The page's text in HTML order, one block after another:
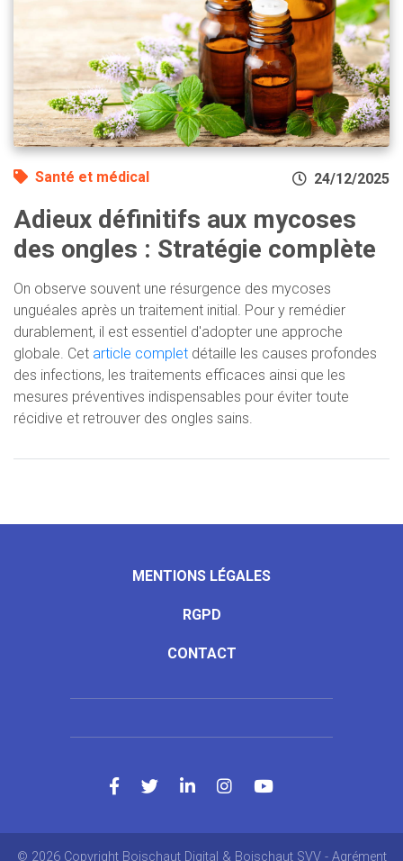
Santé et médical 24/12/2025
Adieux définitifs aux mycoses
des ongles : Stratégie complète
On observe souvent une résurgence des mycoses
unguéales après un traitement initial. Pour y remédier
durablement, il est essentiel d'adopter une approche
globale. Cet article complet détaille les causes profondes
des infections, les traitements efficaces ainsi que les
mesures préventives indispensables pour éviter toute
récidive et retrouver des ongles sains.
MENTIONS LÉGALES
RGPD
CONTACT
© 2026 Copyright Boischaut Digital & Boischaut SVV - Agrément